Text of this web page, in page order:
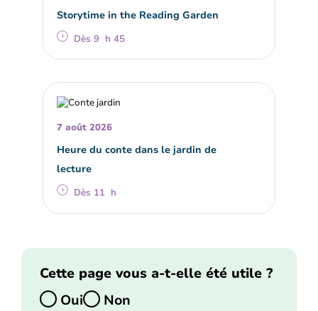
Storytime in the Reading Garden
Dès 9 h 45
7 août 2026
Heure du conte dans le jardin de
lecture
Dès 11 h
Cette page vous a-t-elle été utile ?
Oui
Non